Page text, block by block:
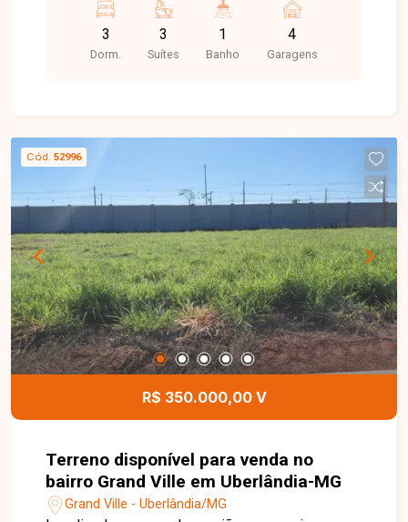
para quem busca morar com conforto,
exclusividade e em um ambiente planejado para
toda a família. Sala de TV, sala de jantar, 3 suítes,
cobertas. Residência com projeto
contemporâneo, ambientes amplos e integrados,
acabamentos de alto padrão, automação nos
interruptores de iluminação e sistema de
aquecimento solar. Como diferencial, o imóvel
permite ao comprador escolher entre piscina ou
spa, personalizando o projeto conforme seu
estilo de vida. Entre em contato com a Delta
Imóveis e agende sua visita. Nossa equipe está
pronta para apresentar todos os detalhes deste
imóvel e ajudar você a encontrar o imóvel ideal
para viver com conforto, sofisticação e
3
Dorm.
3
Suítes
1
Banho
4
Garagens
Cód. 52996
R$ 350.000,00 V
Terreno disponível para venda no
bairro Grand Ville em Uberlândia-MG
Grand Ville - Uberlândia/MG